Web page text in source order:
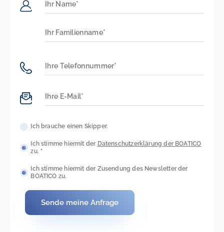
Ich brauche einen Skipper.
Ich stimme hiermit der Datenschutzerklärung der BOATICO
zu.*
Ich stimme hiermit der Zusendung des Newsletter der
BOATICO zu.
Sende meine Anfrage